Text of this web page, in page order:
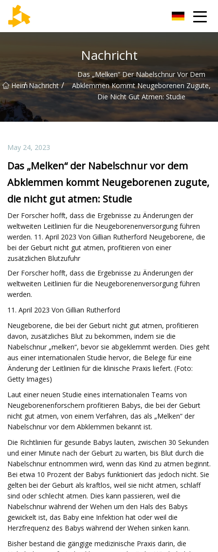
Nachricht
Heim
/ Nachricht /
Das „Melken“ Der Nabelschnur Vor Dem
Abklemmen Kommt Neugeborenen Zugute,
Die Nicht Gut Atmen: Studie
May 24, 2023
Das „Melken“ der Nabelschnur vor dem
Abklemmen kommt Neugeborenen zugute,
die nicht gut atmen: Studie
Der Forscher hofft, dass die Ergebnisse zu Änderungen der
weltweiten Leitlinien für die Neugeborenenversorgung führen
werden. 11. April 2023 Von Gillian Rutherford Neugeborene, die
bei der Geburt nicht gut atmen, profitieren von einer
zusätzlichen Blutzufuhr
Der Forscher hofft, dass die Ergebnisse zu Änderungen der
weltweiten Leitlinien für die Neugeborenenversorgung führen
werden.
11. April 2023 Von Gillian Rutherford
Neugeborene, die bei der Geburt nicht gut atmen, profitieren
davon, zusätzliches Blut zu bekommen, indem sie die
Nabelschnur „melken“, bevor sie abgeklemmt werden. Dies geht
aus einer internationalen Studie hervor, die Belege für eine
Änderung der Leitlinien für die klinische Praxis liefert. (Foto:
Getty Images)
Laut einer neuen Studie eines internationalen Teams von
Neugeborenenforschern profitieren Babys, die bei der Geburt
nicht gut atmen, von einem Verfahren, das als „Melken“ der
Nabelschnur vor dem Abklemmen bekannt ist.
Die Richtlinien für gesunde Babys lauten, zwischen 30 Sekunden
und einer Minute nach der Geburt zu warten, bis Blut durch die
Nabelschnur entnommen wird, wenn das Kind zu atmen beginnt.
Bei etwa 10 Prozent der Babys funktioniert das jedoch nicht. Sie
gelten bei der Geburt als kraftlos, weil sie nicht atmen, schlaff
sind oder schlecht atmen. Dies kann passieren, weil die
Nabelschnur während der Wehen um den Hals des Babys
gewickelt ist, das Baby eine Infektion hat oder weil die
Herzfrequenz des Babys während der Wehen sinken kann.
Bisher bestand die gängige medizinische Praxis darin, die